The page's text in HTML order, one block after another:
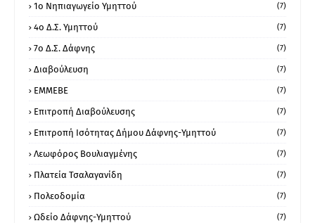
1ο Νηπιαγωγείο Υμηττού (7)
4ο Δ.Σ. Υμηττού (7)
7ο Δ.Σ. Δάφνης (7)
Διαβούλευση (7)
ΕΜΜΕΒΕ (7)
Επιτροπή Διαβούλευσης (7)
Επιτροπή Ισότητας Δήμου Δάφνης-Υμηττού (7)
Λεωφόρος Βουλιαγμένης (7)
Πλατεία Τσαλαγανίδη (7)
Πολεοδομία (7)
Ωδείο Δάφνης-Υμηττού (7)